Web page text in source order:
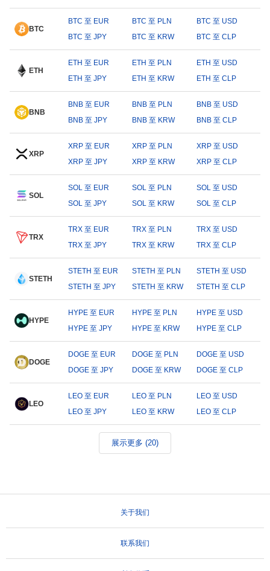
BTC
BTC 至 EUR BTC 至 PLN
BTC 至 USD
BTC 至 JPY
BTC 至 KRW BTC 至 CLP
ETH
ETH 至 EUR ETH 至 PLN
ETH 至 USD
ETH 至 JPY
ETH 至 KRW ETH 至 CLP
BNB
BNB 至 EUR BNB 至 PLN
BNB 至 USD
BNB 至 JPY
BNB 至 KRW BNB 至 CLP
XRP
XRP 至 EUR XRP 至 PLN
XRP 至 USD
XRP 至 JPY
XRP 至 KRW XRP 至 CLP
SOL
SOL 至 EUR SOL 至 PLN
SOL 至 USD
SOL 至 JPY
SOL 至 KRW SOL 至 CLP
TRX
TRX 至 EUR TRX 至 PLN
TRX 至 USD
TRX 至 JPY
TRX 至 KRW TRX 至 CLP
STETH
STETH 至 EUR STETH 至 PLN
STETH 至 USD
STETH 至 JPY
STETH 至 KRW STETH 至 CLP
HYPE
HYPE 至 EUR HYPE 至 PLN
HYPE 至 USD
HYPE 至 JPY
HYPE 至 KRW HYPE 至 CLP
DOGE
DOGE 至 EUR DOGE 至 PLN
DOGE 至 USD
DOGE 至 JPY
DOGE 至 KRW DOGE 至 CLP
LEO
LEO 至 EUR LEO 至 PLN
LEO 至 USD
LEO 至 JPY
LEO 至 KRW LEO 至 CLP
展示更多 (20)
关于我们
联系我们